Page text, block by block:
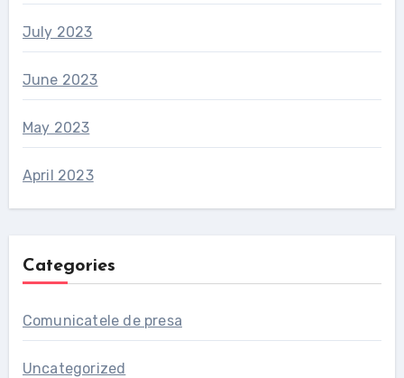
July 2023
June 2023
May 2023
April 2023
Categories
Comunicatele de presa
Uncategorized